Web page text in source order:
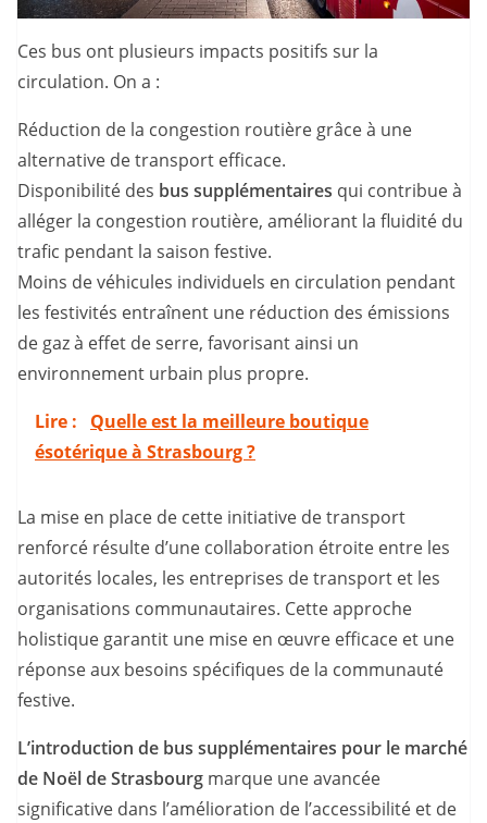
Ces bus ont plusieurs impacts positifs sur la
circulation. On a :
Réduction de la congestion routière grâce à une
alternative de transport efficace.
Disponibilité des bus supplémentaires qui contribue à
alléger la congestion routière, améliorant la fluidité du
trafic pendant la saison festive.
Moins de véhicules individuels en circulation pendant
les festivités entraînent une réduction des émissions
de gaz à effet de serre, favorisant ainsi un
environnement urbain plus propre.
Lire :
Quelle est la meilleure boutique
ésotérique à Strasbourg ?
La mise en place de cette initiative de transport
renforcé résulte d’une collaboration étroite entre les
autorités locales, les entreprises de transport et les
organisations communautaires. Cette approche
holistique garantit une mise en œuvre efficace et une
réponse aux besoins spécifiques de la communauté
festive.
L’introduction de bus supplémentaires pour le marché
de Noël de Strasbourg marque une avancée
significative dans l’amélioration de l’accessibilité et de